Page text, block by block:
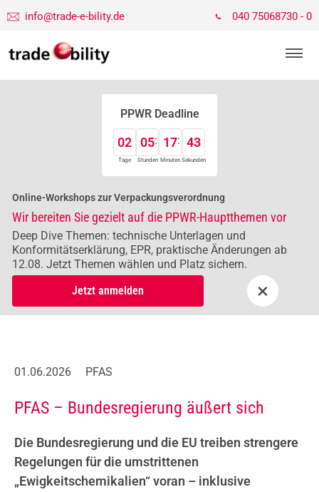
info@trade-e-bility.de 040 75068730 - 0
PPWR Deadline
02
Tage
05
Stunden
17
Minuten
42
Sekunden
Online-Workshops zur Verpackungsverordnung
Wir bereiten Sie gezielt auf die PPWR-Hauptthemen vor
Deep Dive Themen: technische Unterlagen und
Konformitätserklärung, EPR, praktische Änderungen ab
12.08. Jetzt Themen wählen und Platz sichern.
Jetzt anmelden
×
01.06.2026 PFAS
PFAS – Bundesregierung äußert sich
Die Bundesregierung und die EU treiben strengere
Regelungen für die umstrittenen
„Ewigkeitschemikalien“ voran – inklusive